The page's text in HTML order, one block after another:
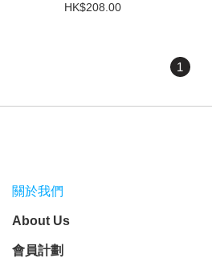
HK$208.00
1
關於我們
About Us
會員計劃